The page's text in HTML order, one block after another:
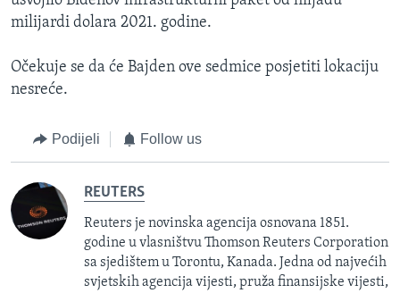
milijardi dolara 2021. godine.
Očekuje se da će Bajden ove sedmice posjetiti lokaciju
nesreće.
Podijeli Follow us
REUTERS
Reuters je novinska agencija osnovana 1851.
godine u vlasništvu Thomson Reuters Corporation
sa sjedištem u Torontu, Kanada. Jedna od najvećih
svjetskih agencija vijesti, pruža finansijske vijesti,